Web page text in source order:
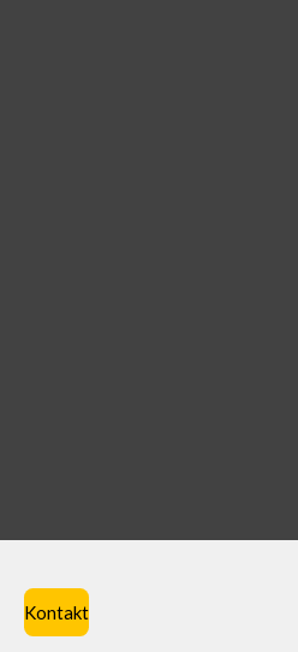
Kontakt